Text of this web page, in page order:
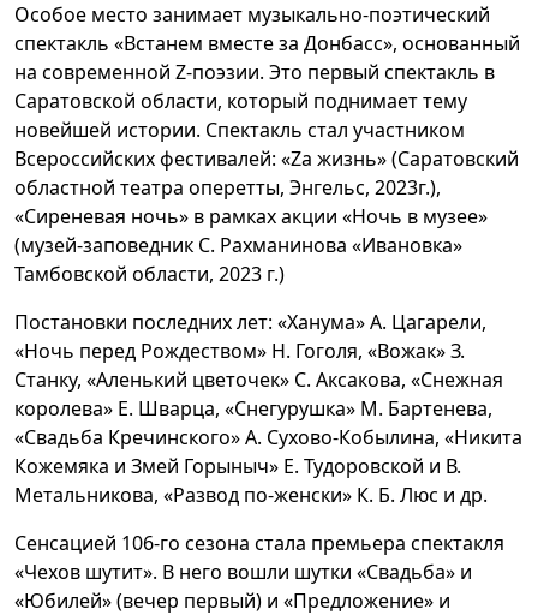
Особое место занимает музыкально-поэтический
спектакль «Встанем вместе за Донбасс», основанный
на современной Z-поэзии. Это первый спектакль в
Саратовской области, который поднимает тему
новейшей истории. Спектакль стал участником
Всероссийских фестивалей: «Zа жизнь» (Саратовский
областной театра оперетты, Энгельс, 2023г.),
«Сиреневая ночь» в рамках акции «Ночь в музее»
(музей-заповедник С. Рахманинова «Ивановка»
Тамбовской области, 2023 г.)
Постановки последних лет: «Ханума» А. Цагарели,
«Ночь перед Рождеством» Н. Гоголя, «Вожак» З.
Станку, «Аленький цветочек» С. Аксакова, «Снежная
королева» Е. Шварца, «Снегурушка» М. Бартенева,
«Свадьба Кречинского» А. Сухово-Кобылина, «Никита
Кожемяка и Змей Горыныч» Е. Тудоровской и В.
Метальникова, «Развод по-женски» К. Б. Люс и др.
Сенсацией 106-го сезона стала премьера спектакля
«Чехов шутит». В него вошли шутки «Свадьба» и
«Юбилей» (вечер первый) и «Предложение» и